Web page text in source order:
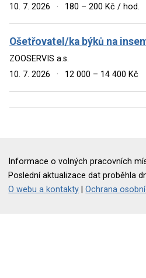
10. 7. 2026
· 180 – 200 Kč / hod.
Ošetřovatel/ka býků na
ZOOSERVIS a.s.
10. 7. 2026
· 12 000 – 14 400 Kč
Informace o volných pracovních
Poslední aktualizace dat proběhla
O webu a kontakty |Ochrana